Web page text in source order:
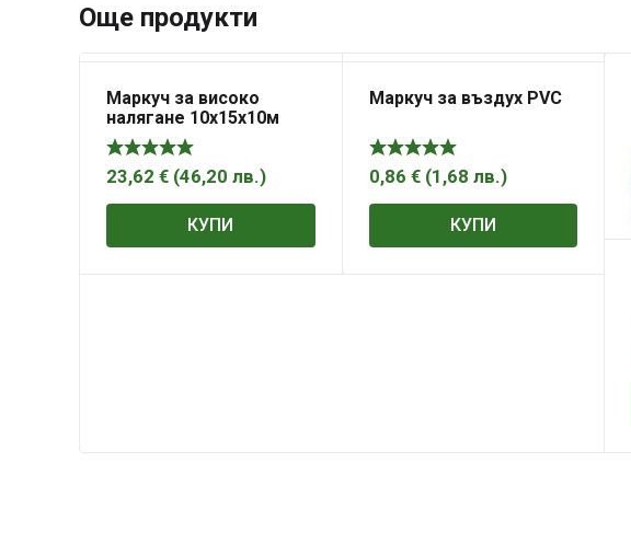
Още продукти
Маркуч за високо
налягане 10х15х10м
23,62 € (46,20 лв.)
КУПИ
Маркуч за въздух PVC
0,86 € (1,68 лв.)
КУПИ